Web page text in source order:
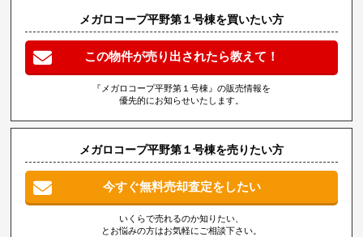
メガロコープ平野第１号棟を買いたい方
この物件が売り出されたら教えて！
『メガロコープ平野第１号棟』の販売情報を
優先的にお知らせいたします。
メガロコープ平野第１号棟を売りたい方
今すぐ無料売却査定をしたい
いくらで売れるのか知りたい、
とお悩みの方はお気軽にご相談下さい。